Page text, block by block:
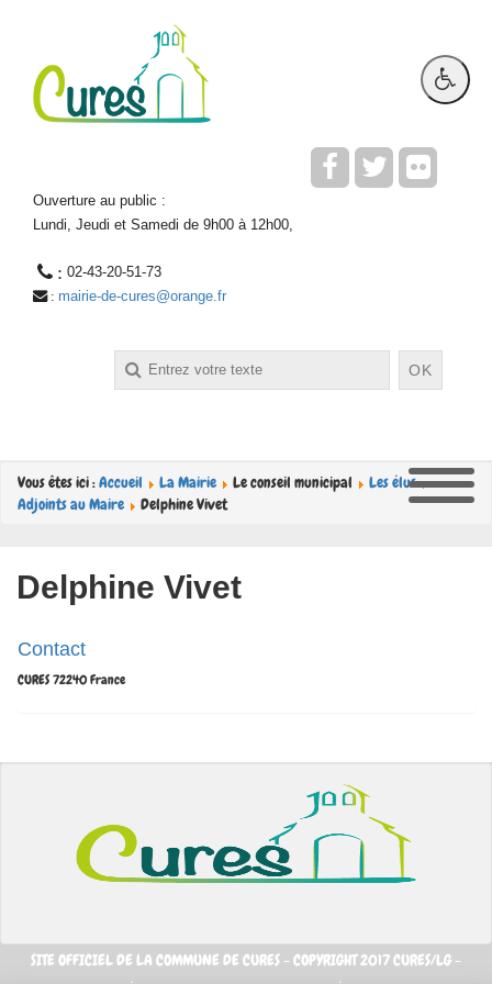
Ouverture au public :
Lundi, Jeudi et Samedi de 9h00 à 12h00,
: 02-43-20-51-73
: mairie-de-cures@orange.fr
OK
Vous êtes ici :Accueil La Mairie Le conseil municipal
Les élus
Adjoints au Maire
Delphine Vivet
Delphine Vivet
Contact
CURES72240France
SITE OFFICIEL DE LA COMMUNE DE CURES - COPYRIGHT 2017 CURES/LG -